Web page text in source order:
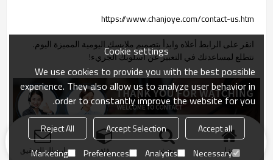
https://www.chanjoye.com/contact-us.htm
انقر على الرابط أعلاه وابدأ بتصميم ملابسك اليومية المميزة اليوم.
نتطلع لمساعدتك في التعبير عن أسلوبك الجريء!
منزل بحث فئة ارسال التحقيق
Cookie settings
We use cookies to provide you with the best possible
experience. They also allow us to analyze user behavior in
order to constantly improve the website for you.
Accept all
Accept Selection
Reject All
Necessary
Analytics
Preferences
Marketing